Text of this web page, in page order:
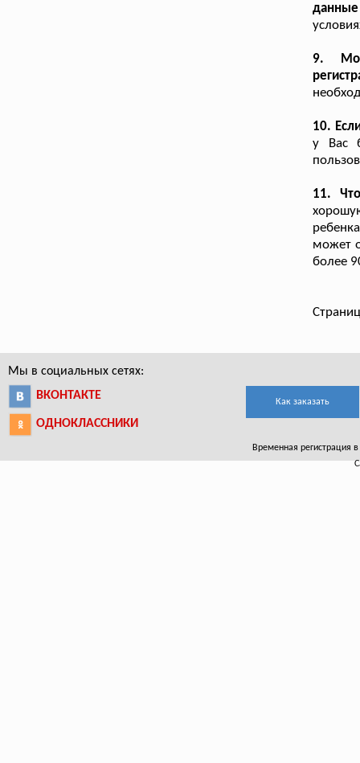
9.
10.
у Вас
11. Что
может
более
Мы в социальных сетях:
ВКОНТАКТЕ
ОДНОКЛАССНИКИ
Как заказать
Временная регистрация